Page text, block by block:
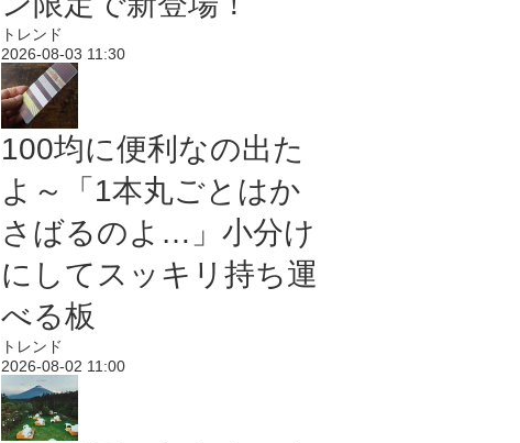
トレンド
2026-08-03 11:30
100均に便利なの出た
よ～「1本丸ごとはか
さばるのよ…」小分け
にしてスッキリ持ち運
べる板
トレンド
2026-08-02 11:00